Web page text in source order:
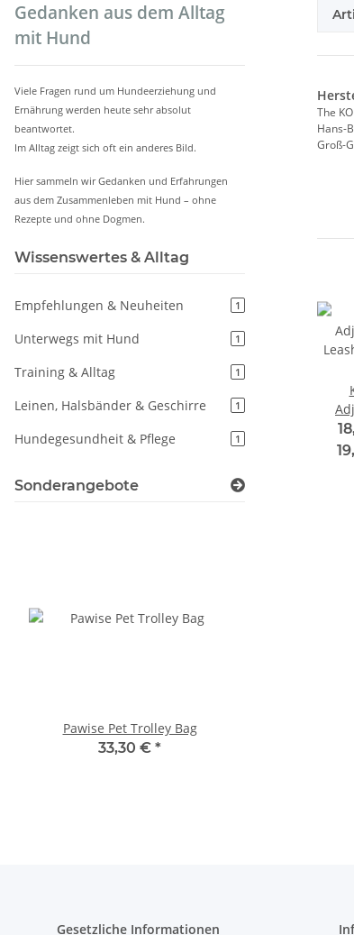
The
Hans-
Groß-
Gedanken aus dem Alltag
mit Hund
Viele Fragen rund um Hundeerziehung und
Ernährung werden heute sehr absolut
beantwortet.
Im Alltag zeigt sich oft ein anderes Bild.
Hier sammeln wir Gedanken und Erfahrungen
aus dem Zusammenleben mit Hund – ohne
Rezepte und ohne Dogmen.
Wissenswertes & Alltag
Empfehlungen & Neuheiten 1
Unterwegs mit Hund 1
Training & Alltag 1
Leinen, Halsbänder & Geschirre 1
Hundegesundheit & Pflege 1
Sonderangebote
Pawise Pet Trolley Bag
33,30 € *
Gesetzliche Informationen